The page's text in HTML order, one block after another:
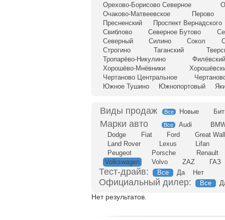
Орехово-Борисово Северное
Очаково-Матвеевское
Перово
Пресненский
Проспект Вернадского
Свиблово
Северное Бутово
Северный
Силино Сокол
Строгино
Таганский
Тропарёво-Никулино
Хорошёво-Мнёвники
Чертаново Центральное
Южное Тушино
Южнопортовый
Все Новые
Все Audi
Dodge
Fiat Ford
Great
Land Rover
Lexus
Lifan
Peugeot
Porsche
Renault
Volkswagen
Volvo ZAZ ГАЗ
Тест-драйв: Все Да Нет
Официальный дилер: Все
Нет результатов.